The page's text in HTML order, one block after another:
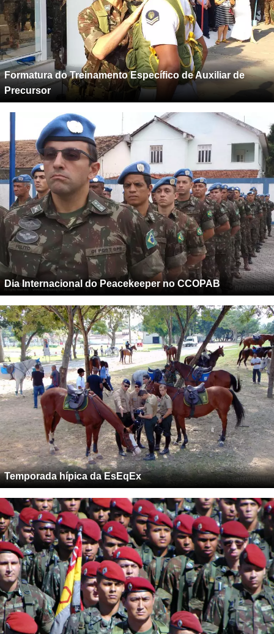
Formatura do Treinamento Específico de Auxiliar de
Precursor
Dia Internacional do Peacekeeper no CCOPAB
Temporada hípica da EsEqEx